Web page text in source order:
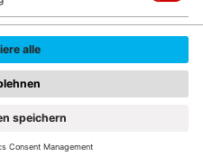
© PhotoMIX-Company/pixabay.de
und
bei Erwachsenen wie
sind mehrjährig, die
und robust. Sie